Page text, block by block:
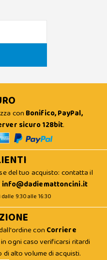
con Bonifico, PayPal,
sicuro 128bit.
del tuo acquisto: contatta il
info@dadiemattoncini.it
9:30 alle 16:30
con Corriere
ogni caso verificarsi ritardi
alto volume di acquisti.